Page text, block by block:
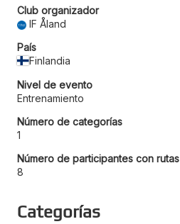
Club organizador
IF Åland
País
Finlandia
Nivel de evento
Entrenamiento
Número de categorías
1
Número de participantes con rutas
8
Categorías